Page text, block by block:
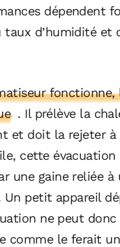
dépendent
taux d’humidité et
fonctionne,
. Il prélève la
et doit la rejeter à
cette évacuation
une gaine reliée
Un petit appareil
ne peut
comme le ferait